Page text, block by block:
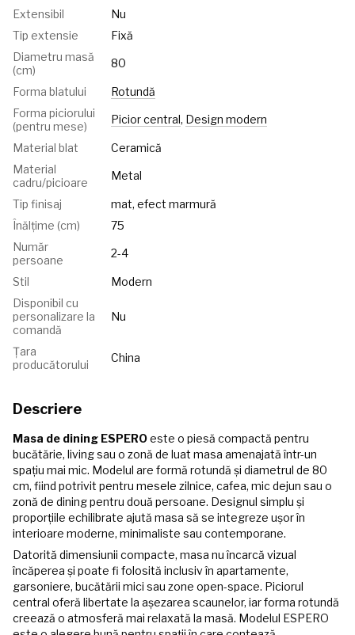
Extensibil
Nu
Tip extensie
Fixă
Diametru masă
(cm)
80
Forma blatului
Rotundă
Forma piciorului
(pentru mese)
Picior central, Design modern
Material blat
Ceramică
Material
cadru/picioare
Metal
Tip finisaj
mat, efect marmură
Înălțime (cm)
75
Număr
persoane
2-4
Stil
Modern
Disponibil cu
personalizare la
comandă
Nu
Țara
producătorului
China
Descriere
Masa de dining ESPEROeste o piesă compactă pentru
bucătărie, living sau o zonă de luat masa amenajată într-un
spațiu mai mic. Modelul are formă rotundă și diametrul de 80
cm, fiind potrivit pentru mesele zilnice, cafea, mic dejun sau o
zonă de dining pentru două persoane. Designul simplu și
proporțiile echilibrate ajută masa să se integreze ușor în
interioare moderne, minimaliste sau contemporane.
Datorită dimensiunii compacte, masa nu încarcă vizual
încăperea și poate fi folosită inclusiv în apartamente,
garsoniere, bucătării mici sau zone open-space. Piciorul
central oferă libertate la așezarea scaunelor, iar forma rotundă
creează o atmosferă mai relaxată la masă. Modelul ESPERO